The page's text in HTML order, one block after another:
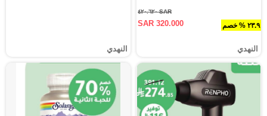
٢٣.٩ % خصم
SAR ٤٢٠.٦٢٠
SAR 320.000
النهدي النهدي